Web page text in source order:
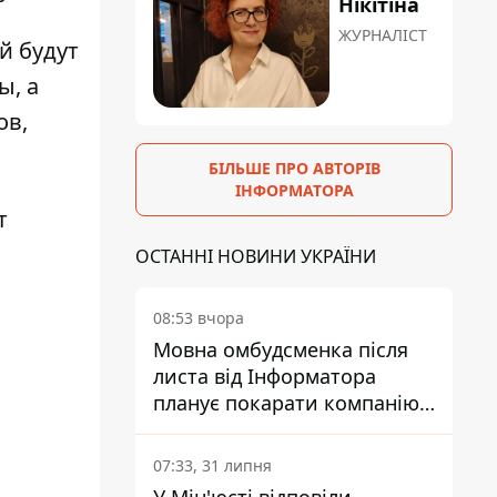
будут
а
ЖУРНАЛІСТ
БІЛЬШЕ ПРО АВТОРІВ
ІНФОРМАТОРА
ОСТАННІ НОВИНИ УКРАЇНИ
08:53 вчора
Мовна омбудсменка після
листа від Інформатора
планує покарати компанію-
підрядника ПриватБанку
07:33, 31 липня